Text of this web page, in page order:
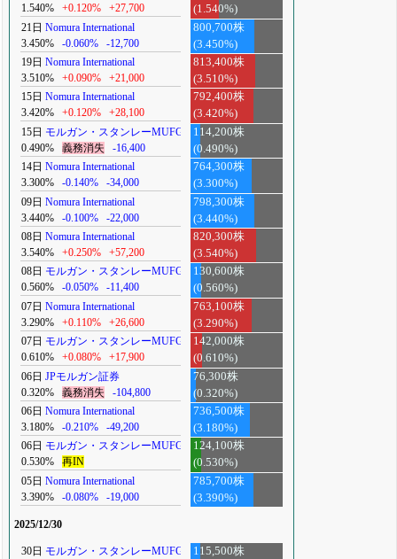
1.540% +0.120% +27,700
(1.540%)
21日 Nomura International
3.450%
-0.060% -12,700
800,700株
(3.450%)
19日 Nomura International
3.510%
+0.090% +21,000
813,400株
(3.510%)
15日 Nomura International
3.420%
+0.120% +28,100
792,400株
(3.420%)
15日 モルガン・スタンレーMUFG
0.490%
義務消失 -16,400
114,200株
(0.490%)
14日 Nomura International
3.300%
-0.140% -34,000
764,300株
(3.300%)
09日 Nomura International
3.440%
-0.100% -22,000
798,300株
(3.440%)
08日 Nomura International
3.540%
+0.250% +57,200
820,300株
(3.540%)
08日 モルガン・スタンレーMUFG
0.560%
-0.050% -11,400
130,600株
(0.560%)
07日 Nomura International
3.290%
+0.110% +26,600
763,100株
(3.290%)
07日 モルガン・スタンレーMUFG
0.610%
+0.080% +17,900
142,000株
(0.610%)
06日 JPモルガン証券
0.320%
義務消失 -104,800
76,300株
(0.320%)
06日 Nomura International
3.180%
-0.210% -49,200
736,500株
(3.180%)
06日 モルガン・スタンレーMUFG
0.530%
再IN
124,100株
(0.530%)
05日 Nomura International
3.390%
-0.080% -19,000
785,700株
(3.390%)
2025/12/30
30日 モルガン・スタンレーMUFG
115,500株